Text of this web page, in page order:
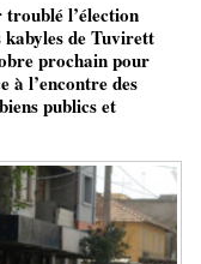
l’élection
de Tuvirett
prochain pour
à l’encontre des
publics et